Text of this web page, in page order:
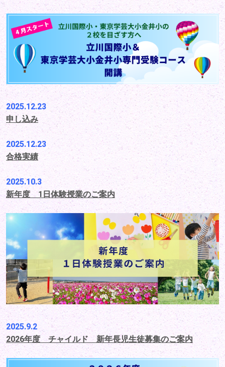
2025.12.23
申し込み
2025.12.23
合格実績
2025.10.3
新年度 1日体験授業のご案内
2025.9.2
2026年度 チャイルド 新年長児生徒募集のご案内